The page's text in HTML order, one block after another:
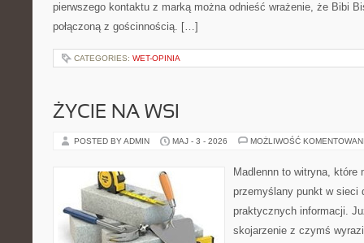
pierwszego kontaktu z marką można odnieść wrażenie, że Bibi
połączoną z gościnnością. […]
CATEGORIES: WET-OPINIA
ŻYCIE NA WSI
POSTED BY ADMIN MAJ - 3 - 2026 MOŻLIWOŚĆ
Madlennn to witryna, które
przemyślany punkt w sieci
praktycznych informacji.
skojarzenie z czymś